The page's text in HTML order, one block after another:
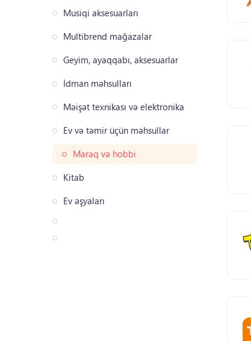
Musiqi aksesuarları
Multibrend mağazalar
Geyim, ayaqqabı, aksesuarlar
İdman məhsulları
Məişət texnikası və elektronika
Ev və təmir üçün məhsullar
Maraq və hobbi
Kitab
Ev əşyaları